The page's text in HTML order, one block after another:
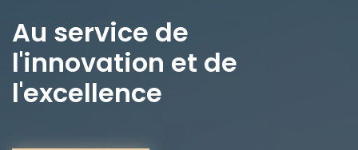
Au service de
l'innovation et de
l'excellence